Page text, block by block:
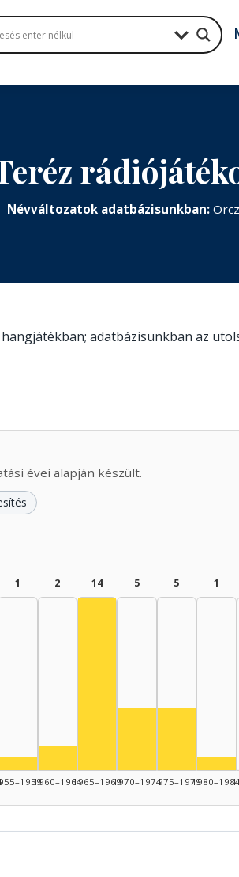
Névváltozatok adatbázisunkban:
adatbázisunkban az
évei alapján készült.
1
Színész, 1955–1959: 1
2
Színész, 1960–1964: 2
1960–1964
14
1965–1969
5
1970–1974
5
1975–1979
1